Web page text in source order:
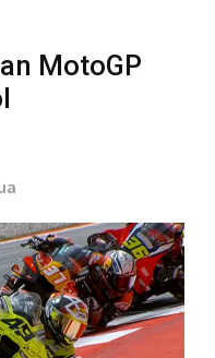
MotoGP